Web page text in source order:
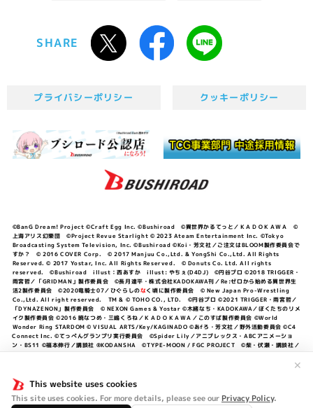
This website uses cookies
This site uses cookies. For more details, please see our Privacy Policy.
✕
SHARE
プライバシーポリシー クッキーポリシー
©BanG Dream! Project ©Craft Egg Inc. ©Bushiroad ©異世界かるてっと／ＫＡＤＯＫＡＷＡ ©
上海アリス幻樂団 ©Project Revue Starlight © 2023 Ateam Entertainment Inc. ©Tokyo
Broadcasting System Television, Inc. ©Bushiroad ©Koi・芳文社／ご注文はBLOOM製作委員会で
すか？ © 2016 COVER Corp. © 2017 Manjuu Co.,Ltd. & YongShi Co.,Ltd. All Rights
Reserved. © 2017 Yostar, Inc. All Rights Reserved. © Donuts Co. Ltd. All rights
reserved. ©Bushiroad illust：西あすか illust: やちぇ(D4DJ) ©円谷プロ ©2018 TRIGGER・
雨宮哲／「GRIDMAN」製作委員会 ©長月達平・株式会社KADOKAWA刊／Re:ゼロから始める異世界生
活2製作委員会 ©2020竜騎士07／ひぐらしのなく頃に製作委員会 © New Japan Pro-Wrestling
Co.,Ltd. All right reserved. TM & © TOHO CO., LTD. ©円谷プロ ©2021 TRIGGER・雨宮哲／
「DYNAZENON」製作委員会 © NEXON Games & Yostar ©木緒なち・KADOKAWA／ぼくたちのリメ
イク製作委員会 ©2016 暁なつめ・三嶋くろね／ＫＡＤＯＫＡＷＡ／このすば製作委員会 ©World
Wonder Ring STARDOM © VISUAL ARTS/Key/KAGINADO ©あfろ・芳文社／野外活動委員会 ©C4
Connect Inc. ©てっぺんグランプリ実行委員会 ©Spider Lily／アニプレックス・ABCアニメーショ
ン・BS11 ©福本伸行／講談社 ®KODANSHA ©TYPE-MOON / FGC PROJECT ©柴・伏瀬・講談社／
©中村力斗・野澤ゆき子／集英社・君のことが大大大大大好きな製作委員会 ©IIS-P／ぽんのみち製作委
員会 ©円谷プロ ©2023 TRIGGER・雨宮哲／「劇場版グリッドマンユニバース」製作委員会 © NEXON
Games／アビドス商店街 ©プロジェクトラブライブ！蓮ノ空女学院スクールアイドルクラブ ©「勇気爆